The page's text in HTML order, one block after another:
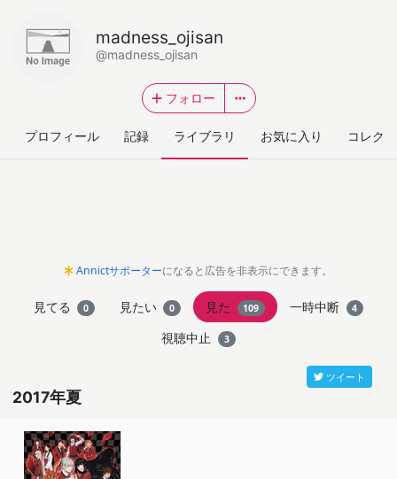
madness_ojisan
@madness_ojisan
フォロー
プロフィール 記録 ライブラリ お気に入り コレク
Annictサポーターになると広告を非表示にできます。
見てる 0 見たい 0 見た 109 一時中断 4
視聴中止 3
ツイート
2017年夏